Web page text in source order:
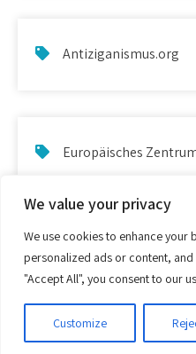
We value your privacy
We use cookies to enhance your
personalized ads or content,
"Accept All", you consent to our
Customize
Antiziganismus.org
Europäisches
Alphabetisacija ande
Powered
Theme by